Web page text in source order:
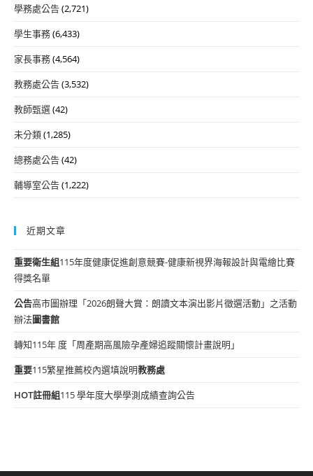
學務處公告(2,721)
學生事務(6,433)
家長事務(4,564)
教務處公告(3,532)
教師甄選(42)
未分類(1,285)
總務處公告(42)
輔導室公告(1,222)
近期文章
重要衛生組115年度健康促進創意競賽-健康新視界海報設計與電繪比賽
得獎名單
公告高市圖辦理「2026朗聲大賞：朗讀文本演出影片徵選活動」之活動
辦法圖書館
轉知115年 度「周產期高風險孕產婦追蹤關懷計畫說明」
重要115繁星推薦校內選填說明教務處
HOT註冊組115 學年度大學學測成績查詢公告